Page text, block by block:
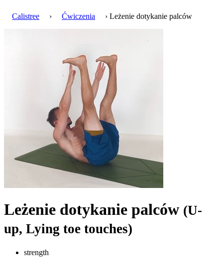
Calistree › Ćwiczenia › Leżenie dotykanie palców
Leżenie dotykanie palców (U-
up, Lying toe touches)
strength